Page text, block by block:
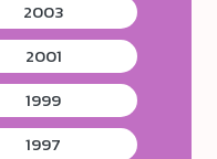
2003
2001
1999
1997